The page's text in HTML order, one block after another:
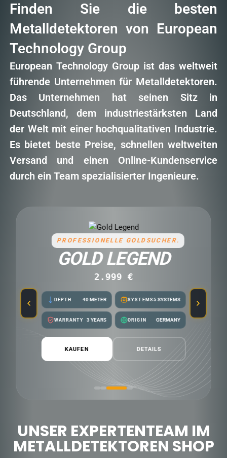
Finden Sie die besten
Metalldetektoren von European
Technology Group
European Technology Group ist das weltweit
führende Unternehmen für Metalldetektoren.
Das Unternehmen hat seinen Sitz in
Deutschland, dem industriestärksten Land
der Welt mit einer hochqualitativen Industrie.
Es bietet beste Preise, schnellen weltweiten
Versand und einen Online-Kundenservice
durch ein Team spezialisierter Ingenieure.
PROFESSIONELLE GOLDSUCHER.
GOLD LEGEND
2.999 €
DEPTH 40 METER SYSTEMS 5 SYSTEMS
WARRANTY 3 YEARS ORIGIN GERMANY
KAUFEN DETAILS
UNSER EXPERTENTEAM IM
METALLDETEKTOREN SHOP